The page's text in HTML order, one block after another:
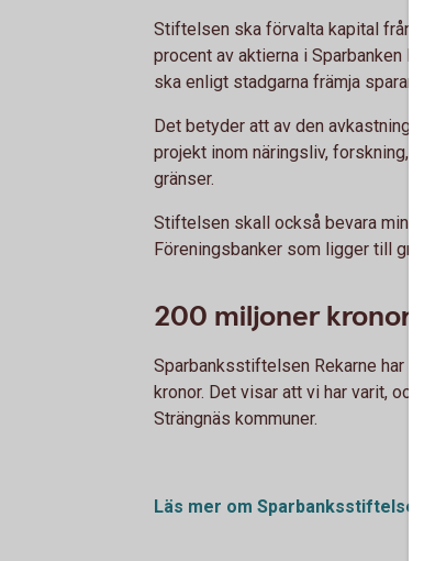
Stiftelsen ska förvalta kapital från
procent av aktierna i Sparbanken
ska enligt stadgarna främja
Det betyder att av den avkastning
projekt inom näringsliv, forskning,
gränser.
Stiftelsen skall också bevara
Föreningsbanker som ligger till
200 miljoner kronor
Sparbanksstiftelsen Rekarne har
kronor. Det visar att vi har varit,
Strängnäs kommuner.
Läs mer om Sparbanksstiftelsen